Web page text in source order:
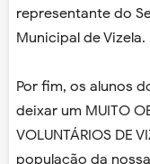
representante do
Municipal de Vizela.
Por fim, os alunos
deixar um MUITO
VOLUNTÁRIOS DE
população da